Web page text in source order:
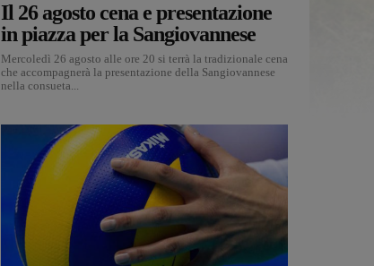
Il 26 agosto cena e presentazione
in piazza per la Sangiovannese
Mercoledì 26 agosto alle ore 20 si terrà la tradizionale cena
che accompagnerà la presentazione della Sangiovannese
nella consueta...